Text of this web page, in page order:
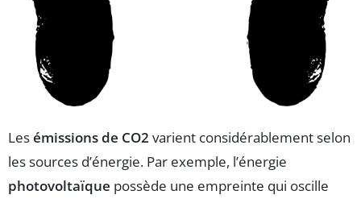
Lesémissions de CO2 varient considérablement selon
les sources d’énergie. Par exemple, l’énergie
photovoltaïque possède une empreinte qui oscille